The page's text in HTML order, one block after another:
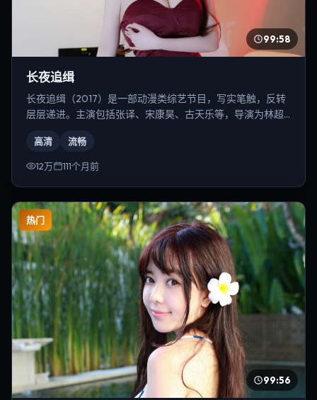
99:58
长夜追缉
长夜追缉（2017）是一部动漫类综艺节目，写实笔触，反转
层层递进。主演包括张译、宋康昊、古天乐等，导演为林超
高清 流畅
12万 111个月前
热门
99:56